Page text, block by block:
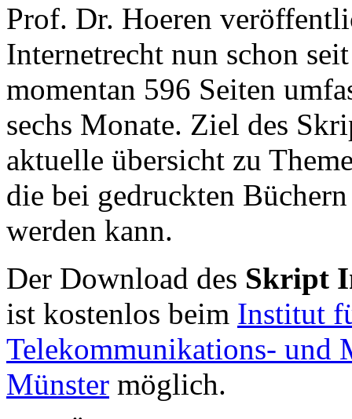
Prof. Dr. Hoeren
Internetrecht nun schon
momentan 596 Seiten
sechs Monate. Ziel des
aktuelle übersicht zu
die bei gedruckten
werden kann.
Der Download des Skript
ist kostenlos beim Institut
Telekommunikations- und
Münster möglich.